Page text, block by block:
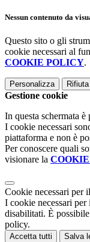
Nessun contenuto da
Questo sito o gli
cookie necessari al
COOKIE POLICY.
Personalizza
Gestione cookie
In questa schermata
I cookie necessari
piattaforma e non è
Per conoscere quali
visionare la
Cookie necessari per
I cookie necessari per
disabilitati. È
policy.
Accetta tutti Salva